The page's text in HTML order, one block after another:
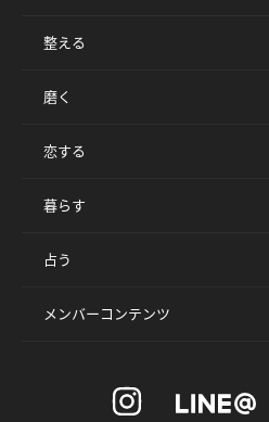
整える
磨く
恋する
暮らす
占う
メンバーコンテンツ